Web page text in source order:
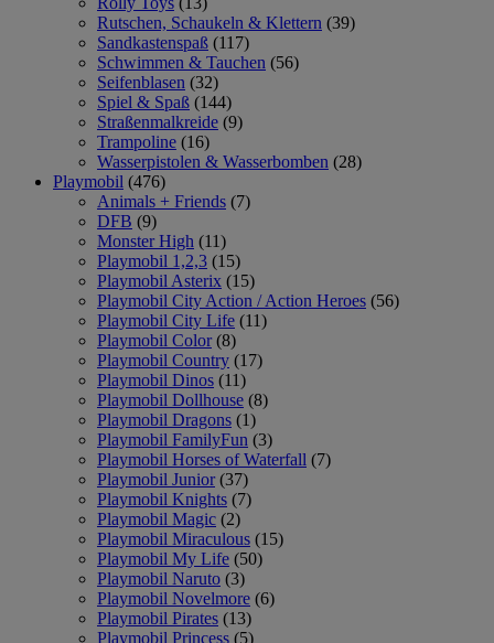
Rutschen, Schaukeln & Klettern (39)
Sandkastenspaß (117)
Schwimmen & Tauchen (56)
Seifenblasen (32)
Spiel & Spaß (144)
Straßenmalkreide (9)
Trampoline (16)
Wasserpistolen & Wasserbomben (28)
Playmobil (476)
Animals + Friends (7)
DFB (9)
Monster High (11)
Playmobil 1,2,3 (15)
Playmobil Asterix (15)
Playmobil City Action / Action Heroes (56)
Playmobil City Life (11)
Playmobil Color (8)
Playmobil Country (17)
Playmobil Dinos (11)
Playmobil Dollhouse (8)
Playmobil Dragons (1)
Playmobil FamilyFun (3)
Playmobil Horses of Waterfall (7)
Playmobil Junior (37)
Playmobil Knights (7)
Playmobil Magic (2)
Playmobil Miraculous (15)
Playmobil My Life (50)
Playmobil Naruto (3)
Playmobil Novelmore (6)
Playmobil Pirates (13)
Playmobil Princess (5)